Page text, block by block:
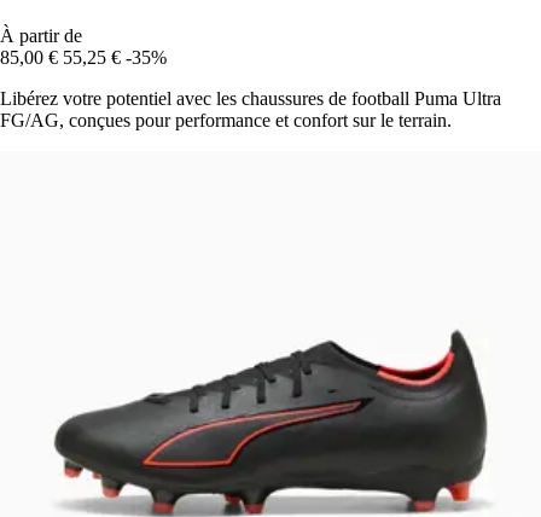
À partir de
85,00 € 55,25 € -35%
Libérez votre potentiel avec les chaussures de football Puma Ultra
FG/AG, conçues pour performance et confort sur le terrain.